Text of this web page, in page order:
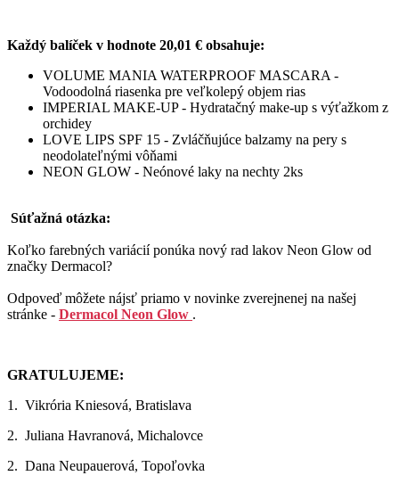
Každý balíček v hodnote 20,01 € obsahuje:
VOLUME MANIA WATERPROOF MASCARA -
Vodoodolná riasenka pre veľkolepý objem rias
IMPERIAL MAKE-UP - Hydratačný make-up s výťažkom z
orchidey
LOVE LIPS SPF 15 - Zvláčňujúce balzamy na pery s
neodolateľnými vôňami
NEON GLOW - Neónové laky na nechty 2ks
Súťažná otázka:
Koľko farebných variácií ponúka nový rad lakov Neon Glow od
značky Dermacol?
Odpoveď môžete nájsť priamo v novinke zverejnenej na našej
stránke - Dermacol Neon Glow .
GRATULUJEME:
1. Vikrória Kniesová, Bratislava
2. Juliana Havranová, Michalovce
2. Dana Neupauerová, Topoľovka